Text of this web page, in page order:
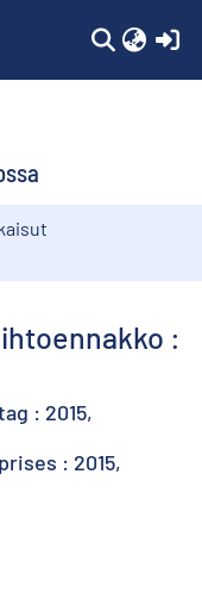
:
: 2015,
: 2015,